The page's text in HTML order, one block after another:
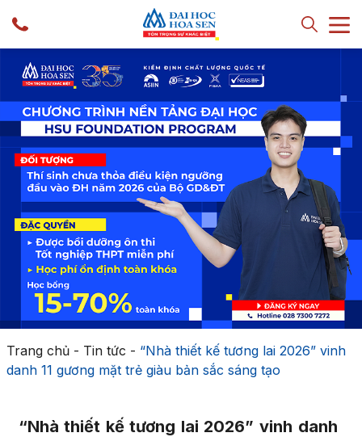
Trang chủ- Tin tức - “Nhà thiết kế tương lai 2026” vinh
danh 11 gương mặt trẻ giàu bản sắc sáng tạo
“Nhà thiết kế tương lai 2026” vinh danh